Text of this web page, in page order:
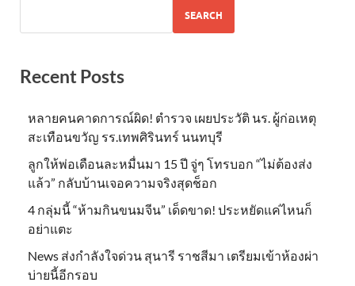
SEARCH
Recent Posts
หลายคนคาดการณ์ผิด! ตำรวจ เผยประวัติ นร. ผู้ก่อเหตุ
สะเทือนขวัญ รร.เทพศิรินทร์ นนทบุรี
ลูกให้พ่อเดือนละหมื่นมา 15 ปี จู่ๆ โทรบอก “ไม่ต้องส่ง
แล้ว” กลับบ้านเจอความจริงสุดช็อก
4 กลุ่มนี้ “ห้ามกินขนมจีน” เด็ดขาด! ประหยัดแค่ไหนก็
อย่าแตะ
News ส่งกำลังใจด่วน สุนารี ราชสีมา เตรียมเข้าห้องผ่า
บ่ายนี้อีกรอบ